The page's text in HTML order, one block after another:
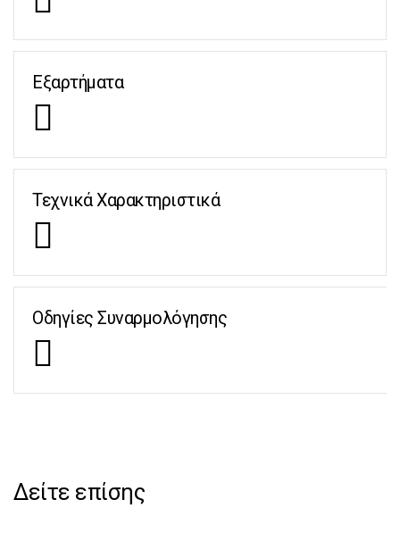
Εξαρτήματα
Τεχνικά Χαρακτηριστικά
Οδηγίες Συναρμολόγησης
Δείτε επίσης